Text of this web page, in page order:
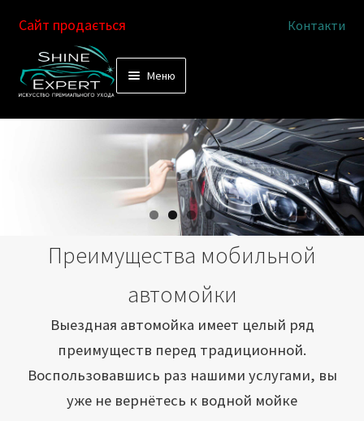
Перейти
к
Перейти
к
Сайт продається Контакти
Меню
Выездная автомойка
Химчистка салона
Подетальная химчистка
Как это работает
Сотрудничество
Преимущества мобильной
автомойки
Выездная автомойка имеет целый ряд
преимуществ перед традиционной.
Воспользовавшись раз нашими услугами, вы
уже не вернётесь к водной мойке